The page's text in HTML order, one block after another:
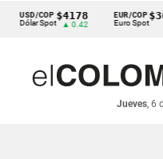
COP
Spot
$4178
▲ 0.42
EUR/COP
Euro Spot
$3697
—
Jueves, 6